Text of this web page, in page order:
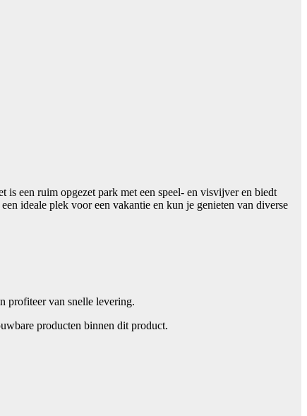
is een ruim opgezet park met een speel- en visvijver en biedt
ideale plek voor een vakantie en kun je genieten van diverse
profiteer van snelle levering.
producten binnen dit product.